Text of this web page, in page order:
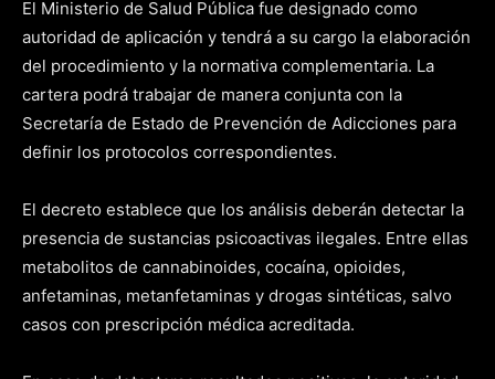
El Ministerio de Salud Pública fue designado como
autoridad de aplicación y tendrá a su cargo la elaboración
del procedimiento y la normativa complementaria. La
cartera podrá trabajar de manera conjunta con la
Secretaría de Estado de Prevención de Adicciones para
definir los protocolos correspondientes.
El decreto establece que los análisis deberán detectar la
presencia de sustancias psicoactivas ilegales. Entre ellas
metabolitos de cannabinoides, cocaína, opioides,
anfetaminas, metanfetaminas y drogas sintéticas, salvo
casos con prescripción médica acreditada.